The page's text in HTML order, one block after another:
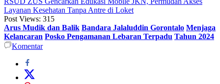
Layanan Kesehatan Tanpa Antre di Loket
Post Views: 315
Arus Mudik dan Balik Bandara Jalaluddin Gorontalo Menjaga
Kelancaran Posko Pengamanan Lebaran Terpadu Tahun 2024
Komentar